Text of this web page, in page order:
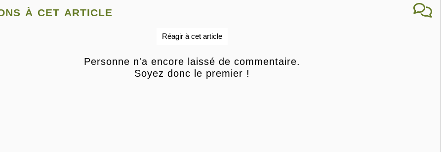
à cet article
Réagir à cet article
Personne n'a encore laissé de commentaire.
Soyez donc le premier !